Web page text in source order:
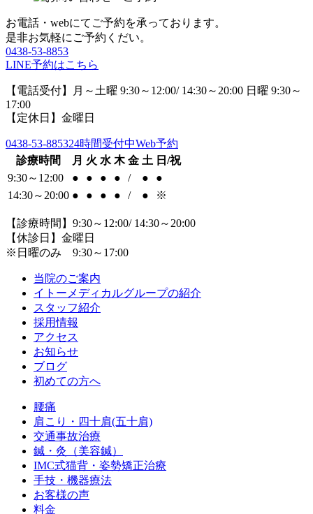
お電話・webにてご予約を承っております。
是非お気軽にご予約くだい。
0438-53-8853
LINE予約はこちら
【電話受付】月～土曜 9:30～12:00/ 14:30～20:00 日曜 9:30～
17:00
【定休日】金曜日
0438-53-885324時間受付中Web予約
診療時間
月 火 水 木 金 土 日/祝
9:30～12:00
● ● ● ● / ●
●
14:30～20:00 ● ● ● ● / ● ※
【診療時間】9:30～12:00/ 14:30～20:00
【休診日】金曜日
※日曜のみ 9:30～17:00
当院のご案内
イトーメディカルグループの紹介
スタッフ紹介
採用情報
アクセス
お知らせ
ブログ
初めての方へ
腰痛
肩こり・四十肩(五十肩)
交通事故治療
鍼・灸（美容鍼）
IMC式猫背・姿勢矯正治療
手技・機器療法
お客様の声
料金